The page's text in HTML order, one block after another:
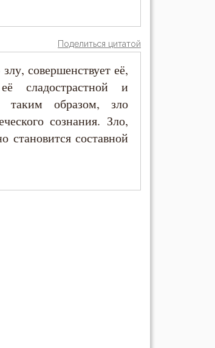
Поделиться цитатой
совершенствует её,
сладострастной и
таким образом, зло
сознания. Зло,
становится составной